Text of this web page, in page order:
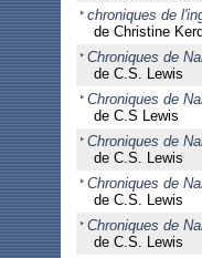
chroniques de
de Christine
Chroniques de
de C.S. Lewis
Chroniques de
de C.S Lewis
Chroniques de
de C.S. Lewis
Chroniques de
de C.S. Lewis
Chroniques de
de C.S. Lewis